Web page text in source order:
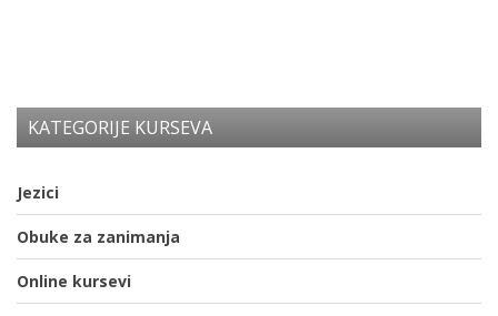
KATEGORIJE KURSEVA
Jezici
Obuke za zanimanja
Online kursevi